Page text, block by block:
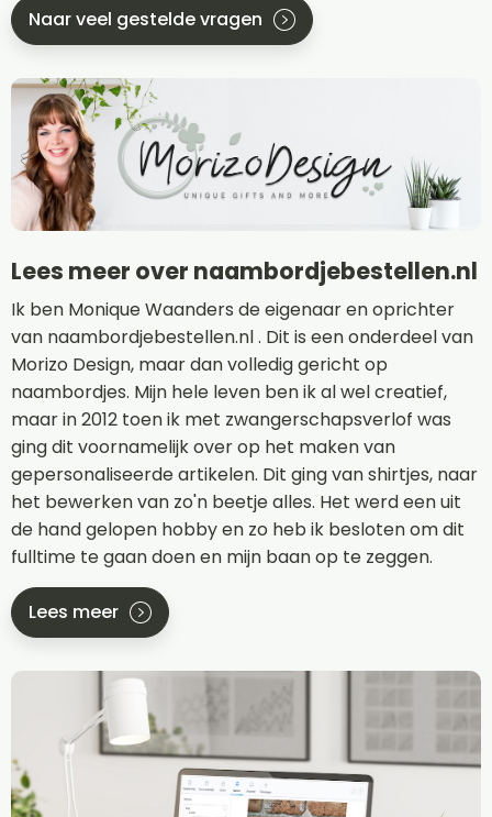
Naar veel gestelde vragen
Lees meer over naambordjebestellen.nl
Ik ben Monique Waanders de eigenaar en oprichter
van naambordjebestellen.nl . Dit is een onderdeel van
Morizo Design, maar dan volledig gericht op
naambordjes. Mijn hele leven ben ik al wel creatief,
maar in 2012 toen ik met zwangerschapsverlof was
ging dit voornamelijk over op het maken van
gepersonaliseerde artikelen. Dit ging van shirtjes, naar
het bewerken van zo'n beetje alles. Het werd een uit
de hand gelopen hobby en zo heb ik besloten om dit
fulltime te gaan doen en mijn baan op te zeggen.
Lees meer